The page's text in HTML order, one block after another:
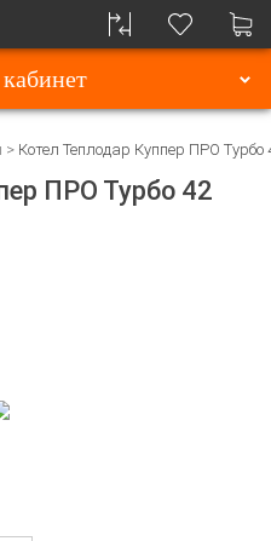
Котел Теплодар Куппер ПРО Турбо
ПРО Турбо 42